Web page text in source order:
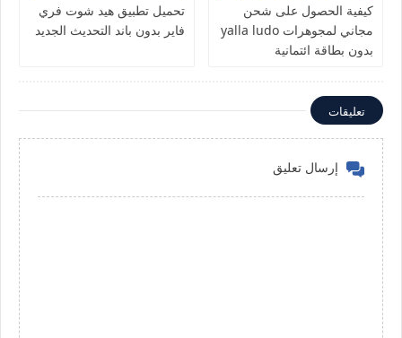
كيفية الحصول على شحن
مجاني لمجوهرات yalla ludo
بدون بطاقة ائتمانية
تحميل تطبيق هيد شوت فري
فاير بدون باند التحديث الجديد
تعليقات
إرسال تعليق